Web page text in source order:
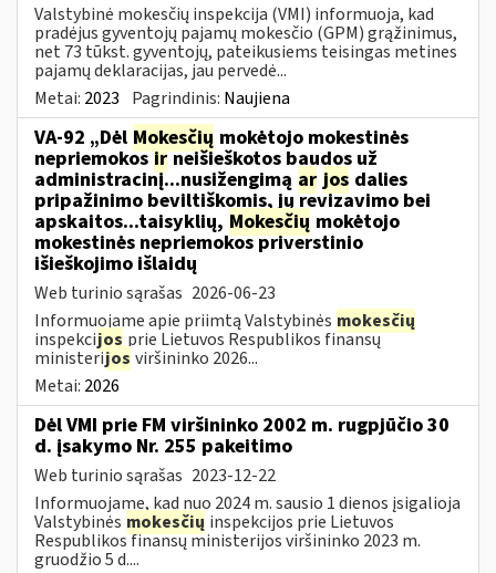
Valstybinė mokesčių inspekcija (VMI) informuoja, kad
pradėjus gyventojų pajamų mokesčio (GPM) grąžinimus,
net 73 tūkst. gyventojų, pateikusiems teisingas metines
pajamų deklaracijas, jau pervedė...
Metai: 2023 Pagrindinis: Naujiena
VA-92 „Dėl Mokesčių mokėtojo mokestinės
nepriemokosirneišieškotos baudos už
administracinį...nusižengimą ar jos dalies
pripažinimo beviltiškomis, jų revizavimo bei
apskaitos...taisyklių, Mokesčių mokėtojo
mokestinės nepriemokos priverstinio
išieškojimo išlaidų
Web turinio sąrašas 2026-06-23
Informuojame apie priimtą Valstybinės mokesčių
inspekcijos prie Lietuvos Respublikos finansų
ministerijos viršininko 2026...
Metai: 2026
Dėl VMI prie FM viršininko 2002 m. rugpjūčio 30
d. įsakymo Nr. 255 pakeitimo
Web turinio sąrašas 2023-12-22
Informuojame, kad nuo 2024 m. sausio 1 dienos įsigalioja
Valstybinės mokesčių inspekcijos prie Lietuvos
Respublikos finansų ministerijos viršininko 2023 m.
gruodžio 5 d....